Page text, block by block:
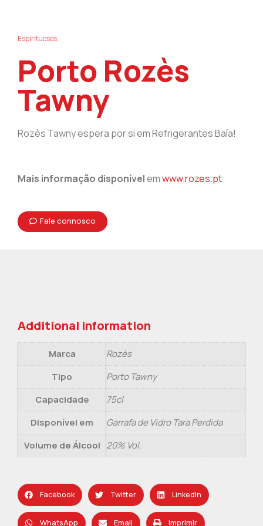
Espirituosos
Porto Rozès
Tawny
Rozès Tawny espera por si em Refrigerantes Baía!
Mais informação disponívelemwww.rozes.pt
Fale connosco
Additional information
Marca
Rozès
Tipo
Porto Tawny
Capacidade
75cl
Disponível em
Garrafa de Vidro Tara Perdida
Volume de Álcool 20% Vol.
Facebook Twitter LinkedIn
WhatsApp Email Imprimir